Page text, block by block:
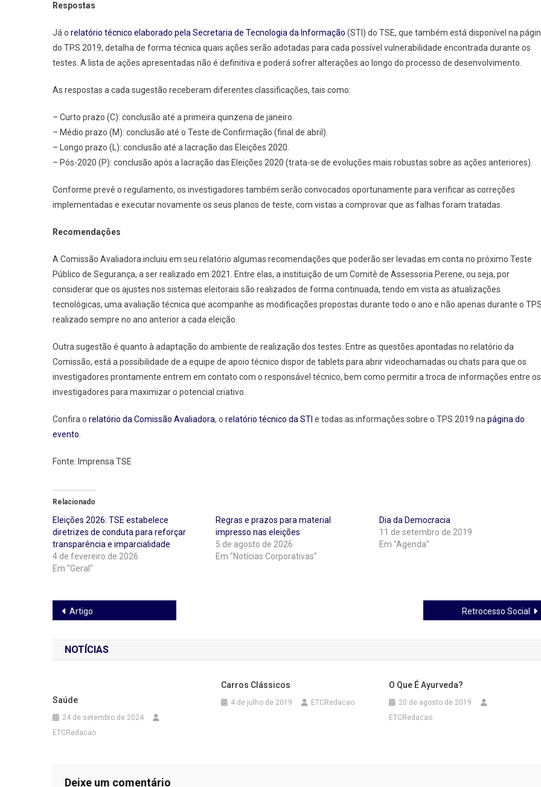
Respostas
Já o relatório técnico elaborado pela Secretaria de Tecnologia da Informação (STI) do TSE, que também está disponível na
do TPS 2019, detalha de forma técnica quais ações serão adotadas para cada possível vulnerabilidade encontrada durante os
testes. A lista de ações apresentadas não é definitiva e poderá sofrer alterações ao longo do processo de desenvolvimento.
As respostas a cada sugestão receberam diferentes classificações, tais como:
– Curto prazo (C): conclusão até a primeira quinzena de janeiro.
– Médio prazo (M): conclusão até o Teste de Confirmação (final de abril).
– Longo prazo (L): conclusão até a lacração das Eleições 2020.
– Pós-2020 (P): conclusão após a lacração das Eleições 2020 (trata-se de evoluções mais robustas sobre as ações anteriores).
Conforme prevê o regulamento, os investigadores também serão convocados oportunamente para verificar as correções
implementadas e executar novamente os seus planos de teste, com vistas a comprovar que as falhas foram tratadas.
Recomendações
A Comissão Avaliadora incluiu em seu relatório algumas recomendações que poderão ser levadas em conta no próximo Teste
Público de Segurança, a ser realizado em 2021. Entre elas, a instituição de um Comitê de Assessoria Perene, ou seja, por
considerar que os ajustes nos sistemas eleitorais são realizados de forma continuada, tendo em vista as atualizações
tecnológicas, uma avaliação técnica que acompanhe as modificações propostas durante todo o ano e não apenas durante o
realizado sempre no ano anterior a cada eleição.
Outra sugestão é quanto à adaptação do ambiente de realização dos testes. Entre as questões apontadas no relatório da
Comissão, está a possibilidade de a equipe de apoio técnico dispor de tablets para abrir videochamadas ou chats para que os
investigadores prontamente entrem em contato com o responsável técnico, bem como permitir a troca de informações entre os
investigadores para maximizar o potencial criativo.
Confira o relatório da Comissão Avaliadora, o relatório técnico da STI e todas as informações sobre o TPS 2019 napágina do
evento.
Fonte: Imprensa TSE
Relacionado
Eleições 2026: TSE estabelece
diretrizes de conduta para reforçar
transparência e imparcialidade
4 de fevereiro de 2026
Em "Geral"
Regras e prazos para material
impresso nas eleições
5 de agosto de 2026
Em "Notícias Corporativas"
Dia da Democracia
11 de setembro de 2019
Em "Agenda"
Navegação
de
Post
Artigo Retrocesso Social
NOTÍCIAS
Saúde
24 de setembro de 2024
ETCRedacao
Carros Clássicos
4 de julho de 2019 ETCRedacao
O Que É Ayurveda?
20 de agosto de 2019
ETCRedacao
Deixe um comentário